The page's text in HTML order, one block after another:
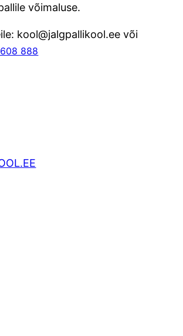
võimaluse.
kool@jalgpallikool.ee või
888